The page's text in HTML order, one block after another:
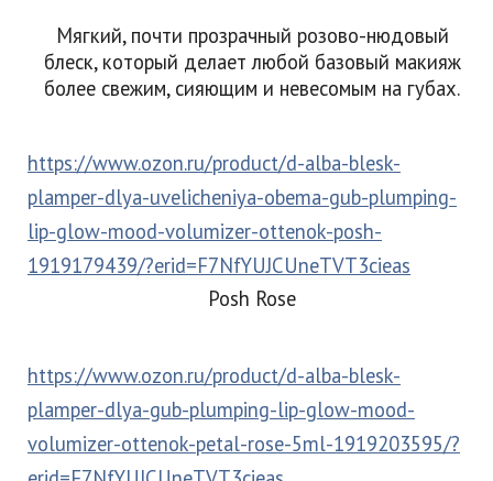
Мягкий, почти прозрачный розово-нюдовый
блеск, который делает любой базовый макияж
более свежим, сияющим и невесомым на губах.
https://www.ozon.ru/product/d-alba-blesk-
plamper-dlya-uvelicheniya-obema-gub-plumping-
lip-glow-mood-volumizer-ottenok-posh-
1919179439/?erid=F7NfYUJCUneTVT3cieas
Posh Rose
https://www.ozon.ru/product/d-alba-blesk-
plamper-dlya-gub-plumping-lip-glow-mood-
volumizer-ottenok-petal-rose-5ml-1919203595/?